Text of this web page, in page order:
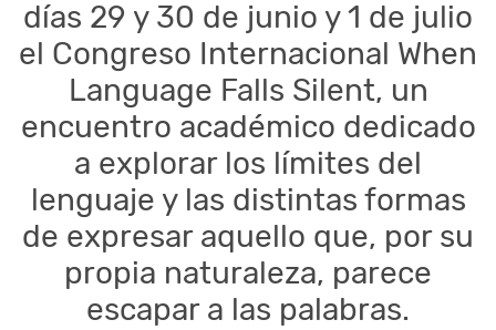
días 29 y 30 de junio y 1 de julio
el Congreso Internacional When
Language Falls Silent, un
encuentro académico dedicado
a explorar los límites del
lenguaje y las distintas formas
de expresar aquello que, por su
propia naturaleza, parece
escapar a las palabras.